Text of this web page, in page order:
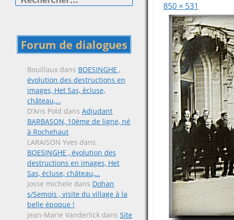
Forum de dialogues
Bouillaux dans BOESINGHE ,
évolution des destructions en
images, Het Sas, écluse,
château,…
D’Ans Pold dans Adjudant
BARBASON, 10ème de ligne, né
à Rochehaut
LARAISON Yves dans
BOESINGHE , évolution des
destructions en images, Het
Sas, écluse, château,…
josse michele dans Dohan
s/Semois , visite du village à la
belle époque !
Jean-Marie Vanderlick dans Site
850 × 531